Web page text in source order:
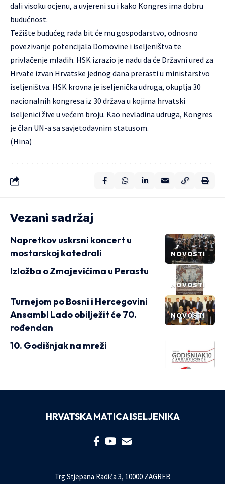
dali visoku ocjenu, a uvjereni su i kako Kongres ima dobru
budućnost.
Težište budućeg rada bit će mu gospodarstvo, odnosno
povezivanje potencijala Domovine i iseljeništva te
privlačenje mladih. HSK izrazio je nadu da će Državni ured za
Hrvate izvan Hrvatske jednog dana prerasti u ministarstvo
iseljeništva. HSK krovna je iseljenička udruga, okuplja 30
nacionalnih kongresa iz 30 država u kojima hrvatski
iseljenici žive u većem broju. Kao nevladina udruga, Kongres
je član UN-a sa savjetodavnim statusom.
(Hina)
Vezani sadržaj
NOVOSTI
Napretkov uskrsni koncert u
mostarskoj katedrali
NOVOSTI
Izložba o Zmajevićima u Perastu
NOVOSTI
Turnejom po Bosni i Hercegovini
Ansambl Lado obilježit će 70.
rođendan
NOVOSTI
10. Godišnjak na mreži
HRVATSKA MATICA ISELJENIKA
Trg Stjepana Radića 3, 10000 ZAGREB